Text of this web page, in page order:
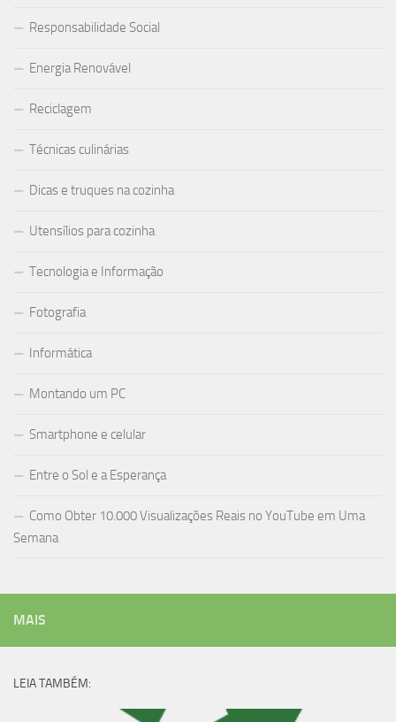
Responsabilidade Social
Energia Renovável
Reciclagem
Técnicas culinárias
Dicas e truques na cozinha
Utensílios para cozinha
Tecnologia e Informação
Fotografia
Informática
Montando um PC
Smartphone e celular
Entre o Sol e a Esperança
Como Obter 10.000 Visualizações Reais no YouTube em Uma
Semana
MAIS
LEIA TAMBÉM: